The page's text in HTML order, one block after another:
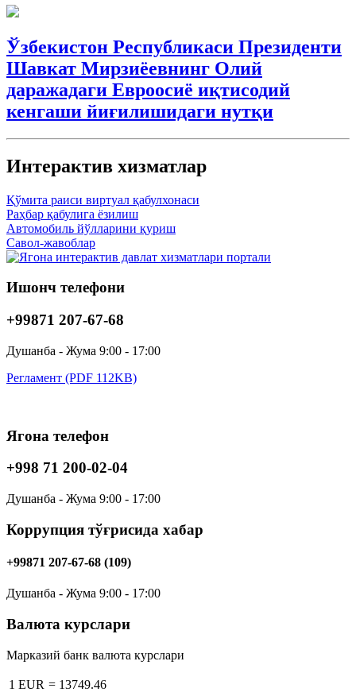
Ўзбекистон Республикаси Президенти
Шавкат Мирзиёевнинг Олий
даражадаги Евроосиё иқтисодий
кенгаши йиғилишидаги нутқи
Интерактив xизматлар
Қўмита раиси виртуал қабулхонаси
Раҳбар қабулига ёзилиш
Автомобиль йўлларини қуриш
Савол-жавоблар
Ишонч телефони
+99871 207-67-68
Душанба - Жума 9:00 - 17:00
Регламент (PDF 112KB)
Ягона телефон
+998 71 200-02-04
Душанба - Жума 9:00 - 17:00
Коррупция тўғрисида хабар
+99871 207-67-68 (109)
Душанба - Жума 9:00 - 17:00
Валюта курслари
Марказий банк валюта курслари
1 EUR = 13749.46